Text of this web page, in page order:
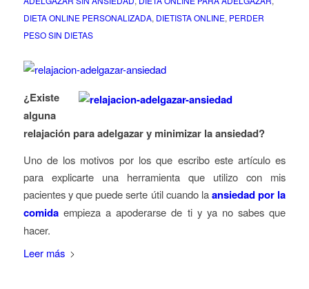
DIETA ONLINE PERSONALIZADA, DIETISTA ONLINE, PERDER
PESO SIN DIETAS
¿Existe
alguna
relajación para adelgazar y minimizar la ansiedad?
Uno de los motivos por los que escribo este artículo es
para explicarte una herramienta que utilizo con mis
pacientes y que puede serte útil cuando laansiedad por la
comida empieza a apoderarse de ti y ya no sabes que
hacer.
Leer más